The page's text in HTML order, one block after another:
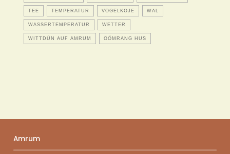
TEE TEMPERATUR VOGELKOJE WAL
WASSERTEMPERATUR WETTER
WITTDÜN AUF AMRUM ÖÖMRANG HUS
Amrum